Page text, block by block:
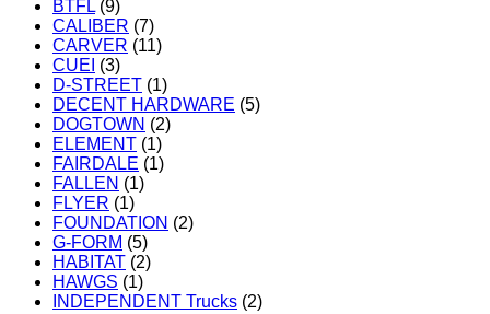
BTFL (9)
CALIBER (7)
CARVER (11)
CUEI (3)
D-STREET (1)
DECENT HARDWARE (5)
DOGTOWN (2)
ELEMENT (1)
FAIRDALE (1)
FALLEN (1)
FLYER (1)
FOUNDATION (2)
G-FORM (5)
HABITAT (2)
HAWGS (1)
INDEPENDENT Trucks (2)